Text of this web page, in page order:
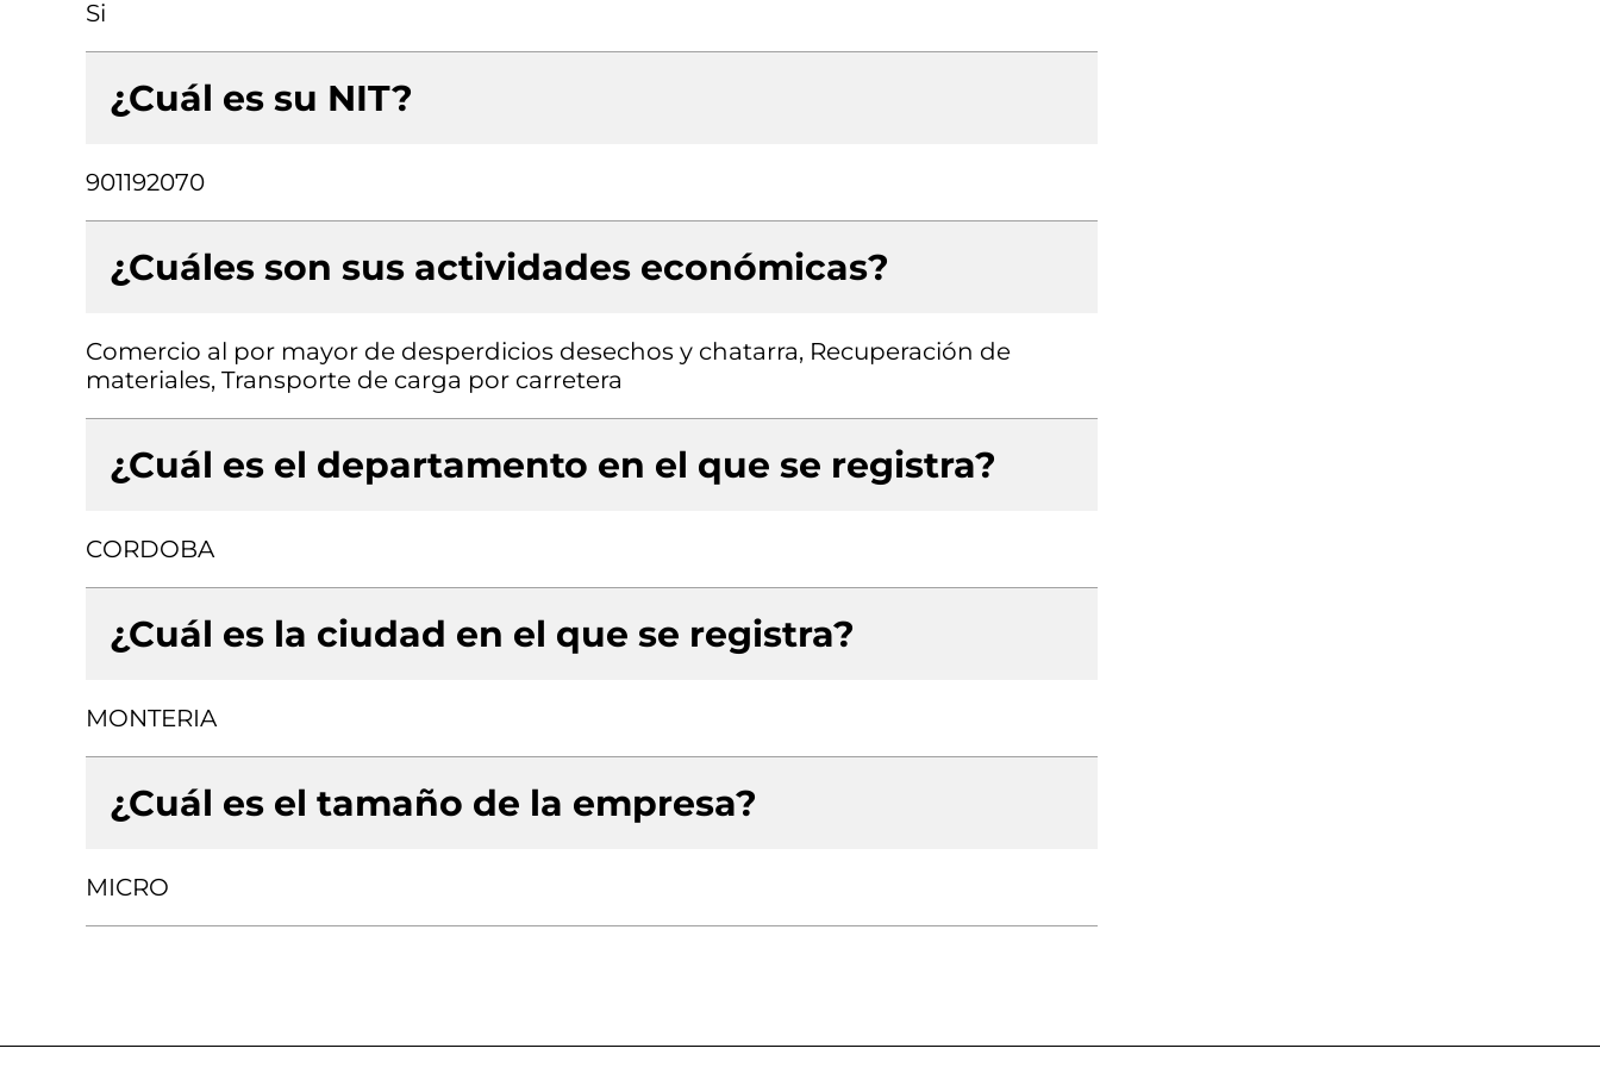
Si
¿Cuál es su NIT?
901192070
¿Cuáles son sus actividades económicas?
Comercio al por mayor de desperdicios desechos y chatarra, Recuperación de
materiales, Transporte de carga por carretera
¿Cuál es el departamento en el que se registra?
CORDOBA
¿Cuál es la ciudad en el que se registra?
MONTERIA
¿Cuál es el tamaño de la empresa?
MICRO